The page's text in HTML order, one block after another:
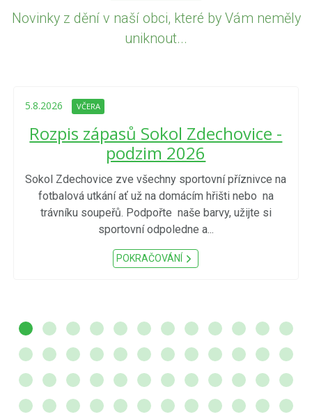
Novinky z dění v naší obci, které by Vám neměly
uniknout...
5.8.2026 VČERA
Rozpis zápasů Sokol Zdechovice -
podzim 2026
Sokol Zdechovice zve všechny sportovní příznivce na
fotbalová utkání ať už na domácím hřišti nebo na
trávníku soupeřů. Podpořte naše barvy, užijte si
sportovní odpoledne a...
POKRAČOVÁNÍ